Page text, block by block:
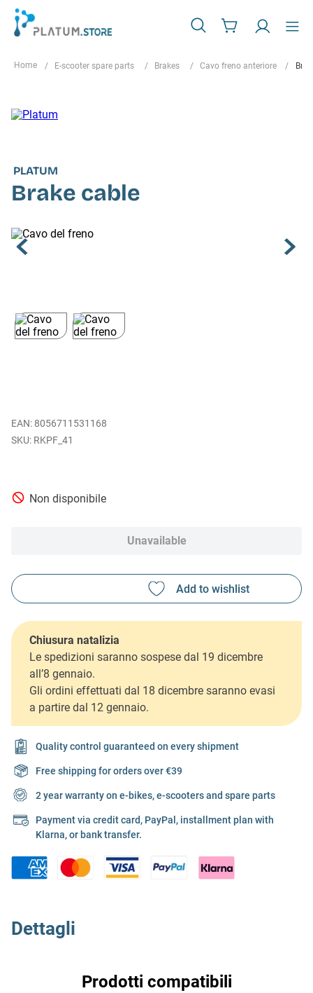
E-scooter spare parts Brakes Cavo freno anteriore
PLATUM
Brake cable
EAN: 8056711531168
RKPF_41
Non disponibile
Unavailable
Chiusura natalizia
Le spedizioni saranno sospese dal 19 dicembre
all’8 gennaio.
Gli ordini effettuati dal 18 dicembre saranno evasi
a partire dal 12 gennaio.
Quality control guaranteed on every shipment
Free shipping for orders over €39
2 year warranty on e-bikes, e-scooters and spare parts
Payment via credit card, PayPal, installment plan with
Klarna, or bank transfer.
Dettagli
Prodotti compatibili